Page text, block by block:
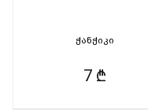
ჭანჭიკი
7 ₾